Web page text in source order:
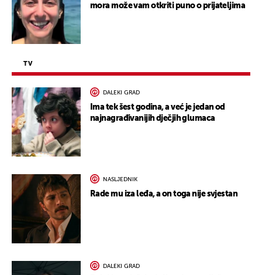
mora može vam otkriti puno o prijateljima
TV
DALEKI GRAD
Ima tek šest godina, a već je jedan od
najnagrađivanijih dječjih glumaca
NASLJEDNIK
Rade mu iza leđa, a on toga nije svjestan
DALEKI GRAD